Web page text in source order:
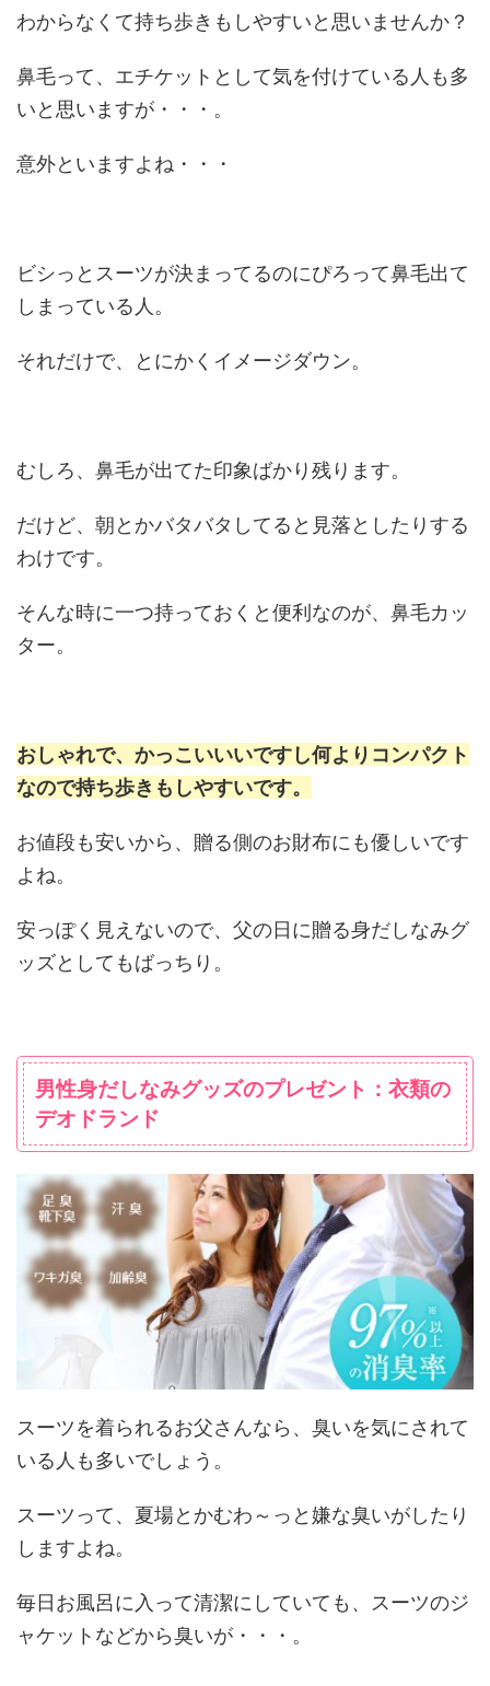
わからなくて持ち歩きもしやすいと思いませんか？
鼻毛って、エチケットとして気を付けている人も多
いと思いますが・・・。
意外といますよね・・・
ビシっとスーツが決まってるのにぴろって鼻毛出て
しまっている人。
それだけで、とにかくイメージダウン。
むしろ、鼻毛が出てた印象ばかり残ります。
だけど、朝とかバタバタしてると見落としたりする
わけです。
そんな時に一つ持っておくと便利なのが、鼻毛カッ
ター。
おしゃれで、かっこいいいですし何よりコンパクト
なので持ち歩きもしやすいです。
お値段も安いから、贈る側のお財布にも優しいです
よね。
安っぽく見えないので、父の日に贈る身だしなみグ
ッズとしてもばっちり。
男性身だしなみグッズのプレゼント：衣類の
デオドランド
スーツを着られるお父さんなら、臭いを気にされて
いる人も多いでしょう。
スーツって、夏場とかむわ～っと嫌な臭いがしたり
しますよね。
毎日お風呂に入って清潔にしていても、スーツのジ
ャケットなどから臭いが・・・。